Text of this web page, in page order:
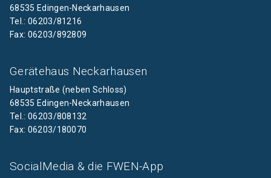
68535 Edingen-Neckarhausen
Tel.: 06203/81216
Fax: 06203/892809
Gerätehaus Neckarhausen
Hauptstraße (neben Schloss)
68535 Edingen-Neckarhausen
Tel.: 06203/808132
Fax: 06203/180070
SocialMedia & die FWEN-App